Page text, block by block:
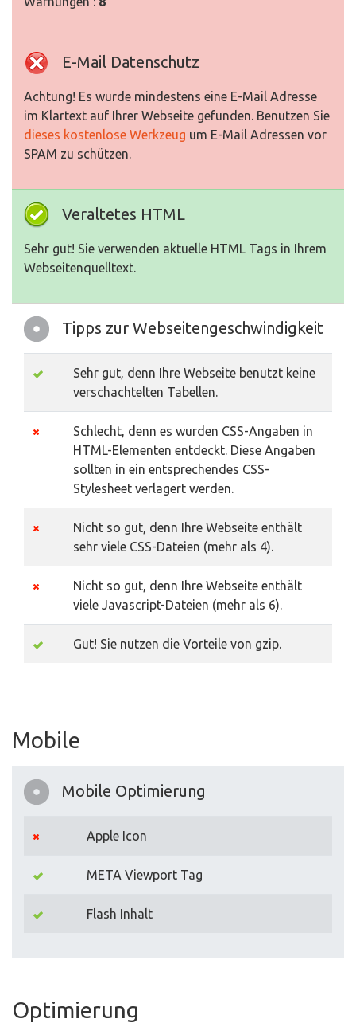
E-Mail Datenschutz
Achtung! Es wurde mindestens eine E-Mail Adresse
im Klartext auf Ihrer Webseite gefunden. Benutzen Sie
dieses kostenlose Werkzeug um E-Mail Adressen vor
SPAM zu schützen.
Veraltetes HTML
Sehr gut! Sie verwenden aktuelle HTML Tags in Ihrem
Webseitenquelltext.
Tipps zur Webseitengeschwindigkeit
Sehr gut, denn Ihre Webseite benutzt keine
verschachtelten Tabellen.
Schlecht, denn es wurden CSS-Angaben in
HTML-Elementen entdeckt. Diese Angaben
sollten in ein entsprechendes CSS-
Stylesheet verlagert werden.
Nicht so gut, denn Ihre Webseite enthält
sehr viele CSS-Dateien (mehr als 4).
Nicht so gut, denn Ihre Webseite enthält
viele Javascript-Dateien (mehr als 6).
Gut! Sie nutzen die Vorteile von gzip.
Mobile
Mobile Optimierung
Apple Icon
META Viewport Tag
Flash Inhalt
Optimierung